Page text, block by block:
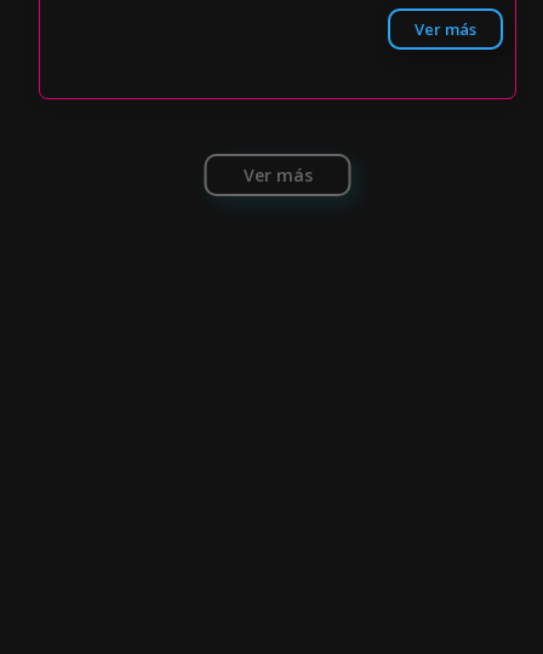
Ver más
Ver más